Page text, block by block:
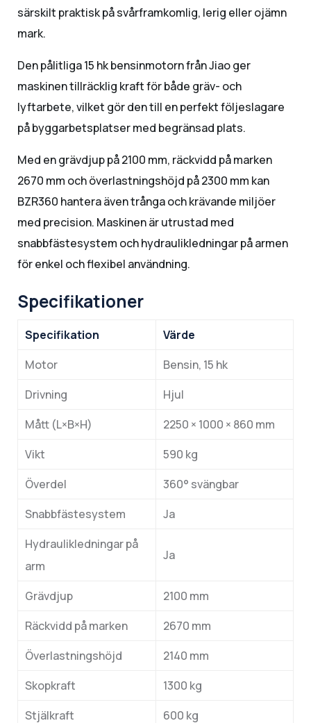
särskilt praktisk på svårframkomlig, lerig eller ojämn
mark.
Den pålitliga 15 hk bensinmotorn från Jiao ger
maskinen tillräcklig kraft för både gräv- och
lyftarbete, vilket gör den till en perfekt följeslagare
på byggarbetsplatser med begränsad plats.
Med en grävdjup på 2100 mm, räckvidd på marken
2670 mm och överlastningshöjd på 2300 mm kan
BZR360 hantera även trånga och krävande miljöer
med precision. Maskinen är utrustad med
snabbfästesystem och hydraulikledningar på armen
för enkel och flexibel användning.
Specifikationer
Specifikation
Värde
Motor
Bensin, 15 hk
Drivning
Hjul
Mått (L×B×H)
2250 × 1000 × 860 mm
Vikt
590 kg
Överdel
360° svängbar
Snabbfästesystem
Ja
Hydraulikledningar på
arm
Ja
Grävdjup
2100 mm
Räckvidd på marken
2670 mm
Överlastningshöjd
2140 mm
Skopkraft
1300 kg
Stjälkraft
600 kg